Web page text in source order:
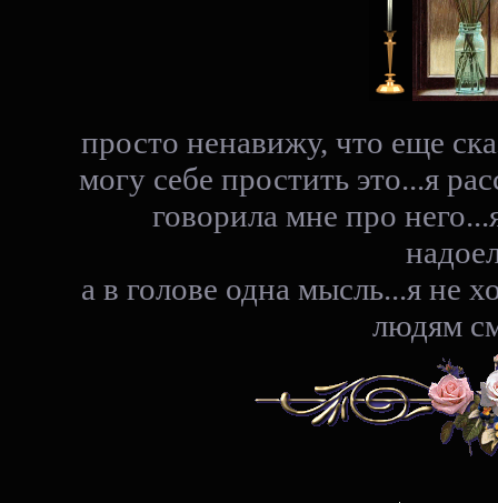
просто ненавижу, что еще
могу себе простить это...я
говорила мне про
а в голове одна мысль...я не
людям